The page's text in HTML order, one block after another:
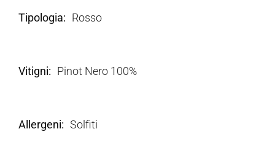
Tipologia Rosso
Vitigni Pinot Nero 100%
Allergeni Solfiti